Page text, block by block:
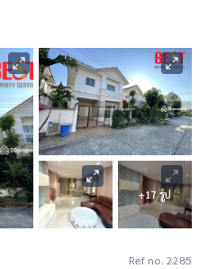
+17 รูป
Ref no. 2285